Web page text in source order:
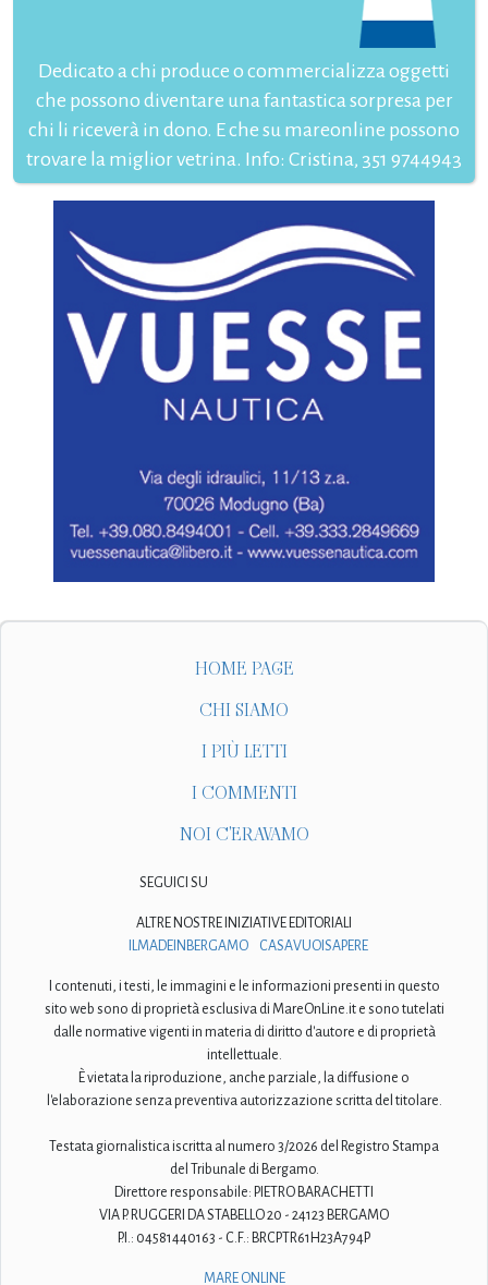
Dedicato a chi produce o commercializza oggetti
che possono diventare una fantastica sorpresa per
chi li riceverà in dono. E che su mareonline possono
trovare la miglior vetrina. Info: Cristina, 351 9744943
HOME PAGE
CHI SIAMO
I PIÙ LETTI
I COMMENTI
NOI C'ERAVAMO
SEGUICI SU
ALTRE NOSTRE INIZIATIVE EDITORIALI
ILMADEINBERGAMO
CASAVUOISAPERE
I contenuti, i testi, le immagini e le informazioni presenti in questo
sito web sono di proprietà esclusiva di MareOnLine.it e sono tutelati
dalle normative vigenti in materia di diritto d'autore e di proprietà
intellettuale.
È vietata la riproduzione, anche parziale, la diffusione o
l'elaborazione senza preventiva autorizzazione scritta del titolare.
Testata giornalistica iscritta al numero 3/2026 del Registro Stampa
del Tribunale di Bergamo.
Direttore responsabile: PIETRO BARACHETTI
VIA P. RUGGERI DA STABELLO 20 - 24123 BERGAMO
P.I.: 04581440163 - C.F.: BRCPTR61H23A794P
MARE ONLINE